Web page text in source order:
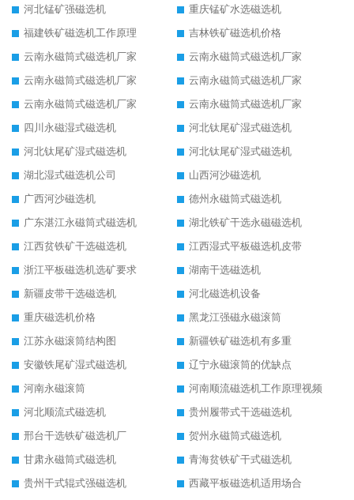
河北锰矿强磁选机
重庆锰矿水选磁选机
福建铁矿磁选机工作原理
吉林铁矿磁选机价格
云南永磁筒式磁选机厂家
云南永磁筒式磁选机厂家
云南永磁筒式磁选机厂家
云南永磁筒式磁选机厂家
云南永磁筒式磁选机厂家
云南永磁筒式磁选机厂家
四川永磁湿式磁选机
河北钛尾矿湿式磁选机
河北钛尾矿湿式磁选机
河北钛尾矿湿式磁选机
湖北湿式磁选机公司
山西河沙磁选机
广西河沙磁选机
德州永磁筒式磁选机
广东湛江永磁筒式磁选机
湖北铁矿干选永磁磁选机
江西贫铁矿干选磁选机
江西湿式平板磁选机皮带
浙江平板磁选机选矿要求
湖南干选磁选机
新疆皮带干选磁选机
河北磁选机设备
重庆磁选机价格
黑龙江强磁永磁滚筒
江苏永磁滚筒结构图
新疆铁矿磁选机有多重
安徽铁尾矿湿式磁选机
辽宁永磁滚筒的优缺点
河南永磁滚筒
河南顺流磁选机工作原理视频
河北顺流式磁选机
贵州履带式干选磁选机
邢台干选铁矿磁选机厂
贺州永磁筒式磁选机
甘肃永磁筒式磁选机
青海贫铁矿干式磁选机
贵州干式辊式强磁选机
西藏平板磁选机适用场合